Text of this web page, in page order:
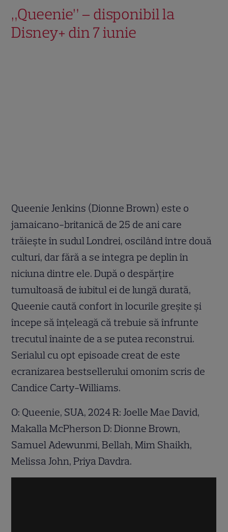
„Queenie” – disponibil la
Disney+ din 7 iunie
Queenie Jenkins (Dionne Brown) este o
jamaicano-britanică de 25 de ani care
trăiește în sudul Londrei, oscilând între două
culturi, dar fără a se integra pe deplin în
niciuna dintre ele. După o despărțire
tumultoasă de iubitul ei de lungă durată,
Queenie caută confort în locurile greșite și
începe să înțeleagă că trebuie să înfrunte
trecutul înainte de a se putea reconstrui.
Serialul cu opt episoade creat de este
ecranizarea bestsellerului omonim scris de
Candice Carty-Williams.
O: Queenie, SUA, 2024 R: Joelle Mae David,
Makalla McPherson D: Dionne Brown,
Samuel Adewunmi, Bellah, Mim Shaikh,
Melissa John, Priya Davdra.